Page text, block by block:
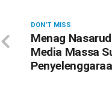
DON'T MISS
Menag
Media Massa